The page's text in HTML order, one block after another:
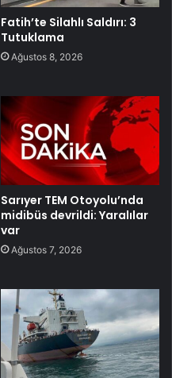
Fatih’te Silahlı Saldırı: 3
Tutuklama
Ağustos 8, 2026
Sarıyer TEM Otoyolu’nda
midibüs devrildi: Yaralılar
var
Ağustos 7, 2026